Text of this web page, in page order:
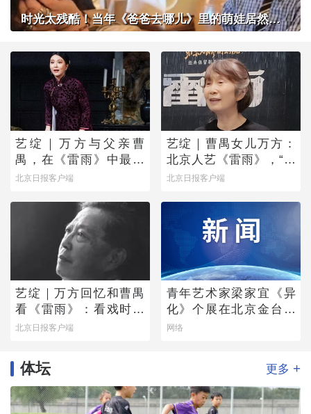
时光太残酷！当年《爸爸去哪儿》里的萌娃居然长成了这样？
艺绽｜万方与父亲曹
禺，在《雷雨》中最爱
蘩漪
北京日报客户端
艺绽｜曹禺女儿万方：
北京人艺《雷雨》，“是
它原生的样子”
北京日报客户端
艺绽｜万方回忆和曹禺
看《雷雨》：看戏时吓
哭，被父亲“抄”出剧场
北京日报客户端
青年艺术家梁家宜《异
化》个展在北京金台艺
术馆启幕：以先锋艺术
网络
体坛 更多 +